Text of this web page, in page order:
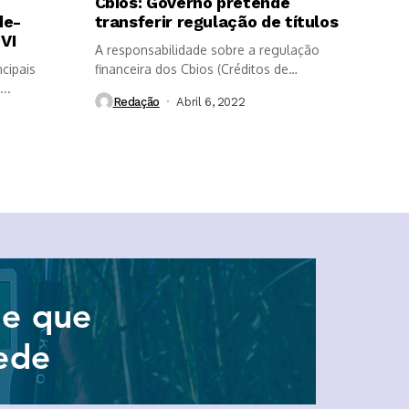
transferir regulação de títulos
A responsabilidade sobre a regulação
financeira dos Cbios (Créditos de
Redação Abril 6, 2022